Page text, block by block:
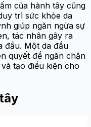
của hành tây cũng
trì sức khỏe da
giúp ngăn ngừa sự
tác nhân gây ra
đầu. Một da đầu
quyết để ngăn chặn
tạo điều kiện cho